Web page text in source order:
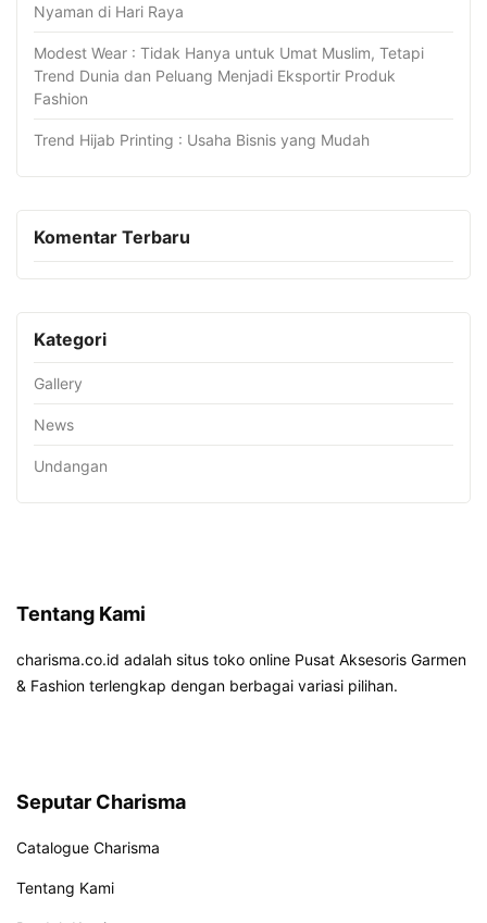
Nyaman di Hari Raya
Modest Wear : Tidak Hanya untuk Umat Muslim, Tetapi
Trend Dunia dan Peluang Menjadi Eksportir Produk
Fashion
Trend Hijab Printing : Usaha Bisnis yang Mudah
Komentar Terbaru
Kategori
Gallery
News
Undangan
Tentang Kami
charisma.co.id adalah situs toko online Pusat Aksesoris Garmen
& Fashion terlengkap dengan berbagai variasi pilihan.
Seputar Charisma
Catalogue Charisma
Tentang Kami